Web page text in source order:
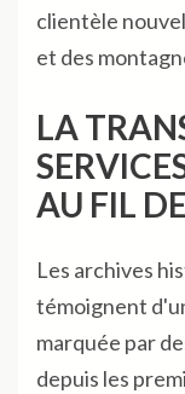
clientèle
et des
LA
AU FIL
Les archives
témoignent
marquée par
depuis les